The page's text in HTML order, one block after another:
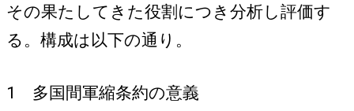
その果たしてきた役割につき分析し評価す
る。構成は以下の通り。
1 多国間軍縮条約の意義